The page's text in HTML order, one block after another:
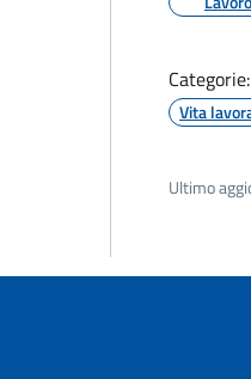
Categorie:
Vita
Ultimo